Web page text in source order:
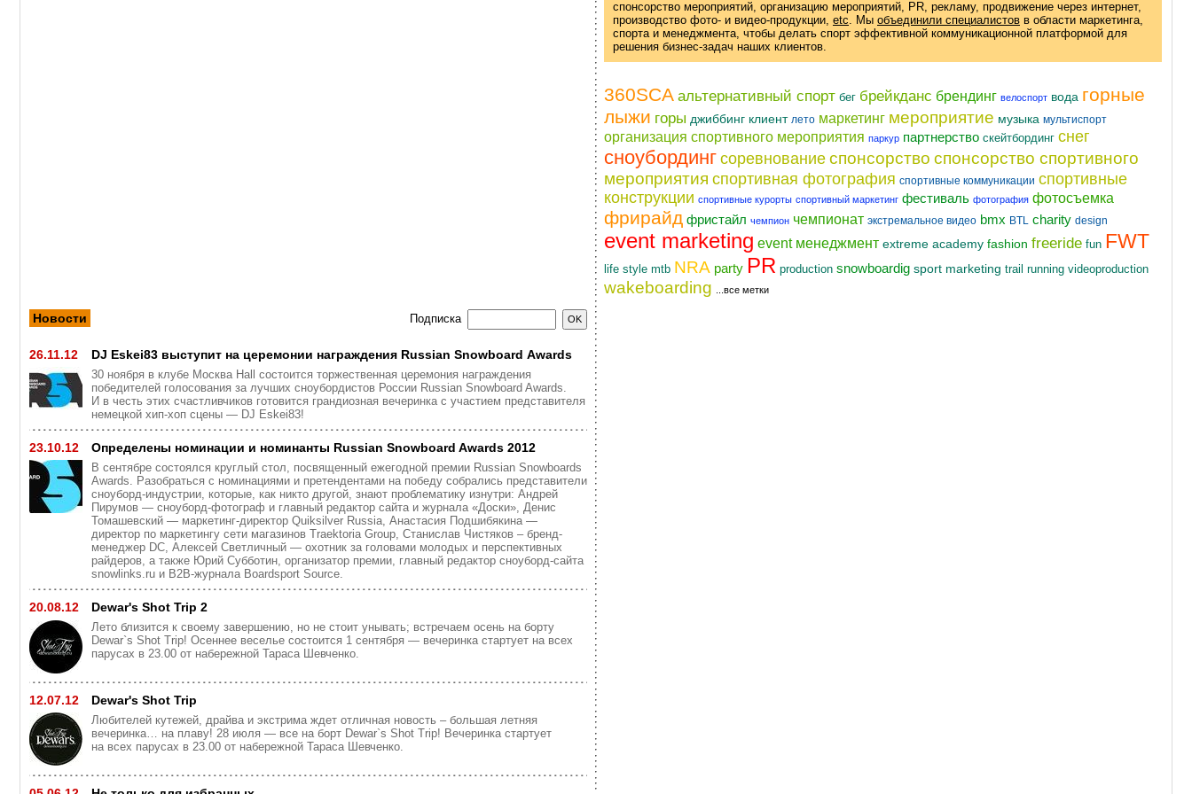
Новости Подписка
26.11.12 DJ Eskei83 выступит на церемонии награждения Russian Snowboard Awards
30 ноября в клубе Москва Hall состоится торжественная церемония награждения
победителей голосования за лучших сноубордистов России Russian Snowboard Awards.
И в честь этих счастливчиков готовится грандиозная вечеринка с участием представителя
немецкой хип-хоп сцены — DJ Eskei83!
23.10.12 Определены номинации и номинанты Russian Snowboard Awards 2012
В сентябре состоялся круглый стол, посвященный ежегодной премии Russian Snowboards
Awards. Разобраться с номинациями и претендентами на победу собрались представители
сноуборд-индустрии, которые, как никто другой, знают проблематику изнутри: Андрей
Пирумов — сноуборд-фотограф и главный редактор сайта и журнала «Доски», Денис
Томашевский — маркетинг-директор Quiksilver Russia, Анастасия Подшибякина —
директор по маркетингу сети магазинов Traektoria Group, Станислав Чистяков – бренд-
менеджер DC, Алексей Светличный — охотник за головами молодых и перспективных
райдеров, а также Юрий Субботин, организатор премии, главный редактор сноуборд-сайта
snowlinks.ru и B2B-журнала Boardsport Source.
20.08.12 Dewar's Shot Trip 2
Лето близится к своему завершению, но не стоит унывать; встречаем осень на борту
Dewar`s Shot Trip! Осеннее веселье состоится 1 сентября — вечеринка стартует на всех
парусах в 23.00 от набережной Тараса Шевченко.
12.07.12 Dewar's Shot Trip
Любителей кутежей, драйва и экстрима ждет отличная новость – большая летняя
вечеринка… на плаву! 28 июля — все на борт Dewar`s Shot Trip! Вечеринка стартует
на всех парусах в 23.00 от набережной Тараса Шевченко.
спонсорство мероприятий, организацию мероприятий, PR, рекламу, продвижение через интернет,
производство фото- и видео-продукции etc . Мы объединили специалистов в области маркетинга,
спорта и менеджмента, чтобы делать спорт эффективной коммуникационной платформой для
решения бизнес-задач наших клиентов.
360SCA альтернативный спорт бег брейкданс брендинг велоспорт вода горные
лыжи горы джиббинг клиент лето маркетинг мероприятие музыка мультиспорт
организация спортивного мероприятия паркур партнерство скейтбординг снег
сноубординг соревнование спонсорство спонсорство спортивного
мероприятия спортивная фотография спортивные коммуникации спортивные
конструкции спортивные курорты спортивный маркетинг фестиваль фотография фотосъемка
фрирайд фристайл чемпион чемпионат экстремальное видео bmx BTL charity design
event marketing event менеджмент extreme academy fashion freeride fun FWT
life style mtb NRA party PR production snowboardig sport marketing trail running videoproduction
wakeboarding ...все метки